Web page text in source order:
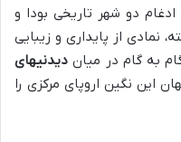
دو شهر تاریخی بودا و
از پایداری و زیبایی
به گام در میان دیدنیهای
این نگین اروپای مرکزی را